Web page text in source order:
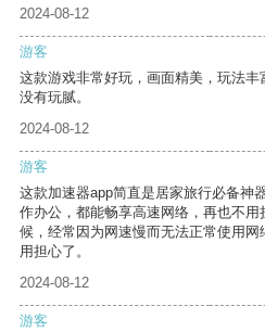
2024-08-12
游客
这款游戏非常好玩，画面精美，玩法
没有玩腻。
2024-08-12
游客
这款加速器app简直是居家旅行必备神
作办公，都能畅享高速网络，再也不
候，经常因为网速慢而无法正常使用
用担心了。
2024-08-12
游客